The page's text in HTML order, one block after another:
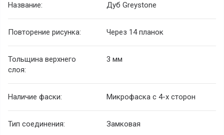
Название: Дуб Greystone
Повторение рисунка: Через 14 планок
Тольщина верхнего
слоя:
3 мм
Наличие фаски: Микрофаска с 4-х сторон
Тип соединения: Замковая